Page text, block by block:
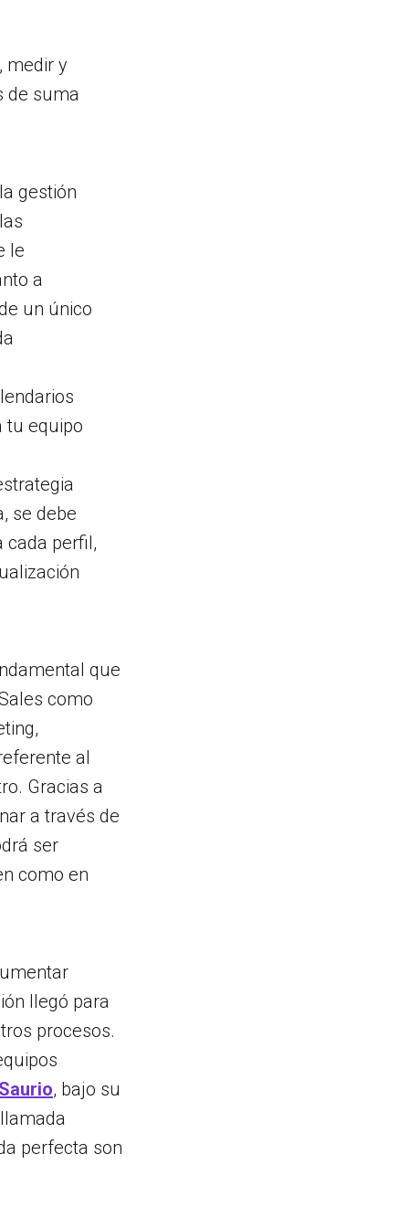
medir y
de suma
gestión
le
a
un único
tu equipo
se debe
cada perfil,
que
como
al
Gracias a
a través de
ser
como en
llegó para
procesos.
, bajo su
perfecta son